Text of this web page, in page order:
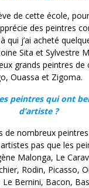
de cette école,
des peintres
qui j’ai acheté
Sita et Sylvestre
grands peintres de
Ouassa et Zigoma.
peintres qui ont
d’artiste ?
de nombreux
pas que les
Malonga, Le
Rodin, Picasso,
Bernini, Bacon,